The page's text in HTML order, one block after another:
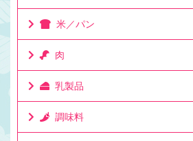
米／パン
肉
乳製品
調味料